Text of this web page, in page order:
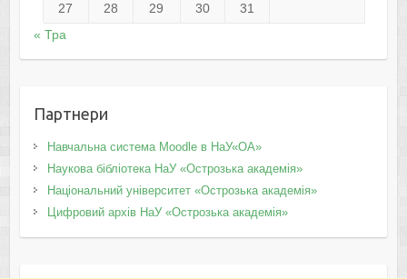
27 28 29 30
31
« Тра
Партнери
Навчальна система Moodle в НаУ«ОА»
Наукова бібліотека НаУ «Острозька академія»
Національний університет «Острозька академія»
Цифровий архів НаУ «Острозька академія»